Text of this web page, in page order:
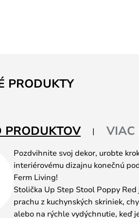
PRODUKTY
PRODUKTOV VIAC
Pozdvihnite svoj dekor, urobte
interiérovému dizajnu konečnú
Ferm Living!
Stolička Up Step Stool Poppy
prachu z kuchynských skriniek,
alebo na rýchle vydýchnutie, keď